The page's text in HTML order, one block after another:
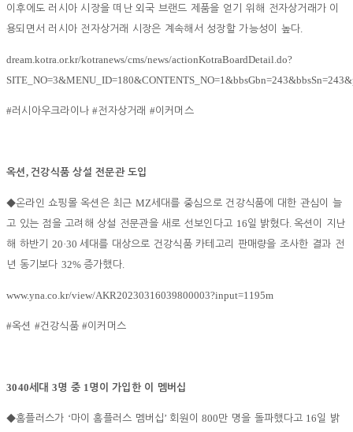
이후에도 러시아 시장을 떠난 외국 브랜드 제품을 얻기 위해 전자상거래가 이
용되면서 러시아 전자상거래 시장은 계속해서 성장할 가능성이 높다.
dream.kotra.or.kr/kotranews/cms/news/actionKotraBoardDetail.do?
#러시아우크라이나#전자상거래 #이커머스
옥션,건강식품 상설 전문관 도입
◆온라인 쇼핑몰 옥션은 최근 MZ세대를 중심으로 건강식품에 대한 관심이 늘
고 있는 점을 고려해 상설 전문관을 새로 선보인다고 16일 밝혔다. 옥션이 지난
해 하반기 20·30 세대를 대상으로 건강식품 카테고리 판매량을 조사한 결과 전
년 동기보다 32% 증가했다.
www.yna.co.kr/view/AKR20230316039800003?input=1195m
#옥션 #건강식품#이커머스
3040세대 3명 중 1명이 가입한 이 멤버십
◆홈플러스가 ‘마이 홈플러스 멤버십’ 회원이800만 명을 돌파했다고 16일 밝